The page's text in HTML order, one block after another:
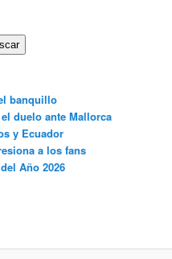
banquillo
duelo ante Mallorca
y Ecuador
a los fans
Año 2026